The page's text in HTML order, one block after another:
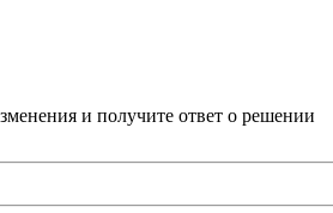
и получите ответ о решении